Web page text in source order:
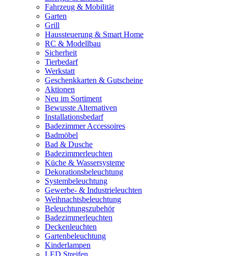
Fahrzeug & Mobilität
Garten
Grill
Haussteuerung & Smart Home
RC & Modellbau
Sicherheit
Tierbedarf
Werkstatt
Geschenkkarten & Gutscheine
Aktionen
Neu im Sortiment
Bewusste Alternativen
Installationsbedarf
Badezimmer Accessoires
Badmöbel
Bad & Dusche
Badezimmerleuchten
Küche & Wassersysteme
Dekorationsbeleuchtung
Systembeleuchtung
Gewerbe- & Industrieleuchten
Weihnachtsbeleuchtung
Beleuchtungszubehör
Badezimmerleuchten
Deckenleuchten
Gartenbeleuchtung
Kinderlampen
LED Streifen